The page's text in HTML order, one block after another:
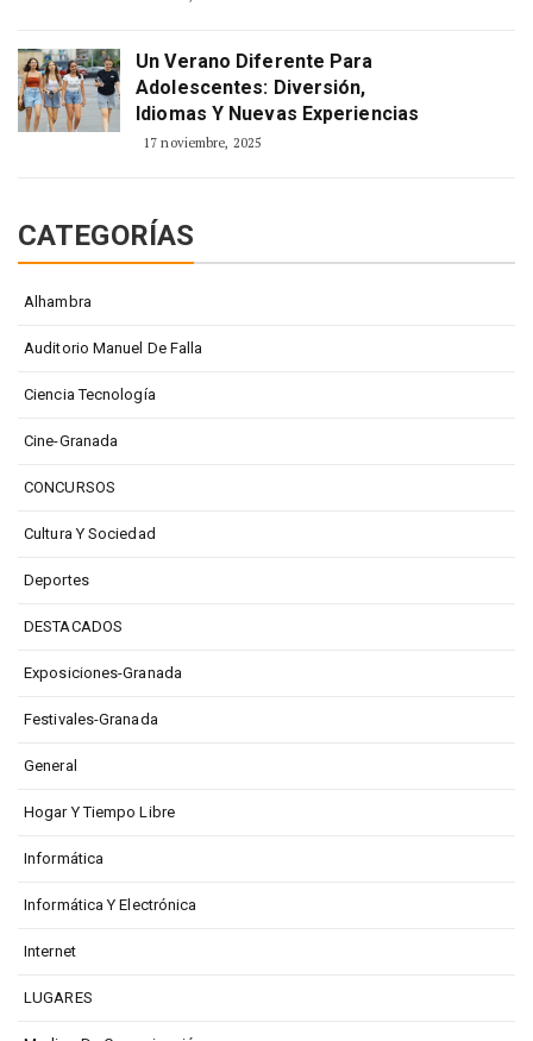
Un Verano Diferente Para
Adolescentes: Diversión,
Idiomas Y Nuevas Experiencias
17 noviembre, 2025
CATEGORÍAS
Alhambra
Auditorio Manuel De Falla
Ciencia Tecnología
Cine-Granada
CONCURSOS
Cultura Y Sociedad
Deportes
DESTACADOS
Exposiciones-Granada
Festivales-Granada
General
Hogar Y Tiempo Libre
Informática
Informática Y Electrónica
Internet
LUGARES